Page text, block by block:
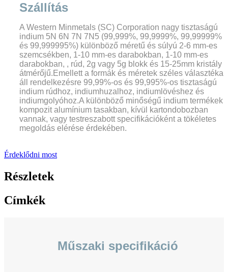
Szállítás
A Western Minmetals (SC) Corporation nagy tisztaságú
indium 5N 6N 7N 7N5 (99,999%, 99,9999%, 99,99999%
és 99,999995%) különböző méretű és súlyú 2-6 mm-es
szemcsékben, 1-10 mm-es darabokban, 1-10 mm-es
darabokban, , rúd, 2g vagy 5g blokk és 15-25mm kristály
átmérőjű.Emellett a formák és méretek széles választéka
áll rendelkezésre 99,99%-os és 99,995%-os tisztaságú
indium rúdhoz, indiumhuzalhoz, indiumlövéshez és
indiumgolyóhoz.A különböző minőségű indium termékek
kompozit alumínium tasakban, kívül kartondobozban
vannak, vagy testreszabott specifikációként a tökéletes
megoldás elérése érdekében.
Érdeklődni most
Részletek
Címkék
Műszaki specifikáció